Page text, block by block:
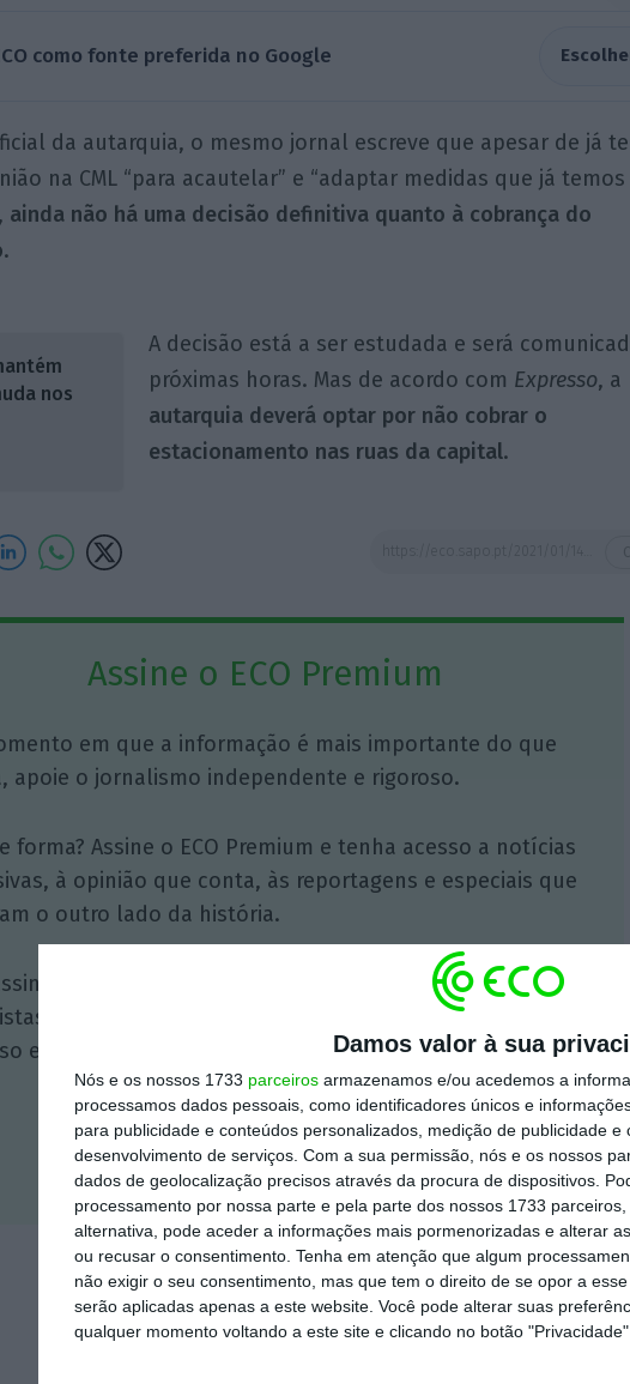
Damos valor à sua
Nós e os nossos 1733 parceiros armazenamos e/ou acedemos a
processamos dados pessoais, como identificadores únicos e
para publicidade e conteúdos personalizados, medição de publicidade
desenvolvimento de serviços. Com a sua permissão, nós e os nossos
dados de geolocalização precisos através da procura de dispositivos.
processamento por nossa parte e pela parte dos nossos 1733
alternativa, pode aceder a informações mais pormenorizadas e alterar
ou recusar o consentimento. Tenha em atenção que algum
não exigir o seu consentimento, mas que tem o direito de se opor a
serão aplicadas apenas a este website. Você pode alterar suas
qualquer momento voltando a este site e clicando no botão
como fonte preferida no Google
da autarquia, o mesmo jornal escreve que apesar de já
na CML “para acautelar” e “adaptar medidas que já temos
ainda não há uma decisão definitiva quanto à cobrança do
.
nos
A decisão está a ser estudada e será
próximas horas. Mas de acordo com Expresso, a
autarquia deverá optar por não cobrar o
estacionamento nas ruas da capital.
Assine o ECO Premium
em que a informação é mais importante do que
apoie o jornalismo independente e rigoroso.
forma? Assine o ECO Premium e tenha acesso a notícias
à opinião que conta, às reportagens e especiais que
o outro lado da história.
é uma forma de apoiar o ECO e os seus
A nossa contrapartida é o jornalismo independente,
e credível.
Assine já
Veja todos os planos